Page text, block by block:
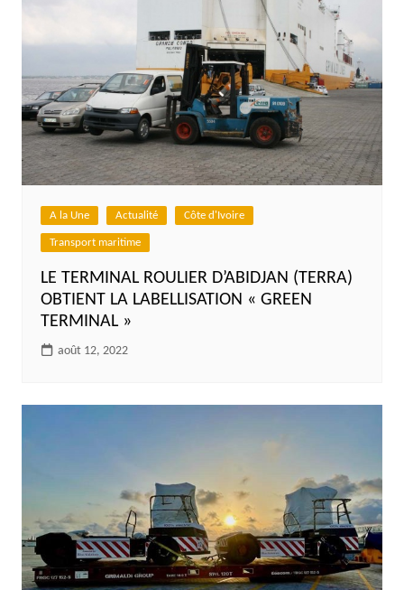
A la Une Actualité Côte d'Ivoire
Transport maritime
LE TERMINAL ROULIER D’ABIDJAN (TERRA)
OBTIENT LA LABELLISATION « GREEN
TERMINAL »
août 12, 2022